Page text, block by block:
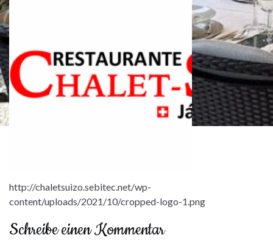
http://chaletsuizo.sebitec.net/wp-
content/uploads/2021/10/cropped-logo-1.png
Schreibe einen Kommentar